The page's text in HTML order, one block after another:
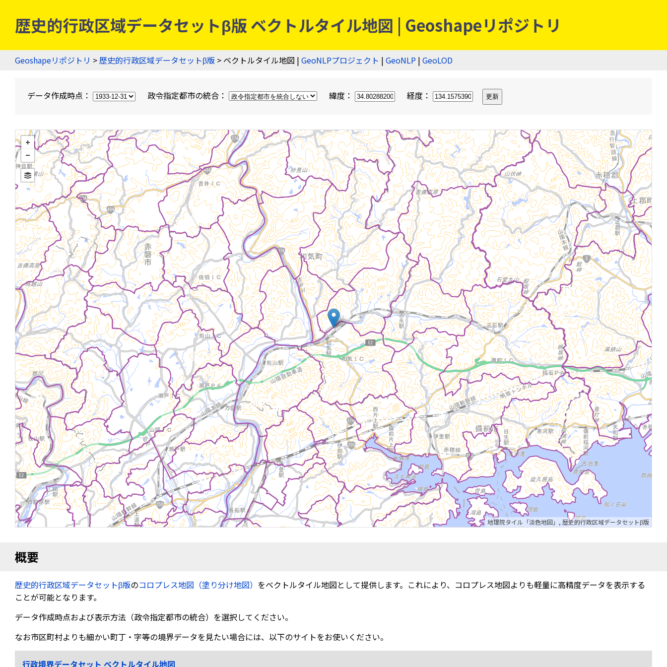
歴史的行政区域データセットβ版 ベクトルタイル地図 | Geoshapeリポジトリ
Geoshapeリポジトリ >歴史的行政区域データセットβ版 > ベクトルタイル地図 | GeoNLPプロジェクト | GeoNLP | GeoLOD
データ作成時点： 政令指定都市の統合： 緯度： 経度：
地理院タイル「淡色地図」 , 歴史的行政区域データセットβ版
概要
歴史的行政区域データセットβ版のコロプレス地図（塗り分け地図） をベクトルタイル地図として提供します。これにより、コロプレス地図よりも軽量に高精度データを表示する
ことが可能となります。
データ作成時点および表示方法（政令指定都市の統合）を選択してください。
なお市区町村よりも細かい町丁・字等の境界データを見たい場合には、以下のサイトをお使いください。
行政境界データセット ベクトルタイル地図